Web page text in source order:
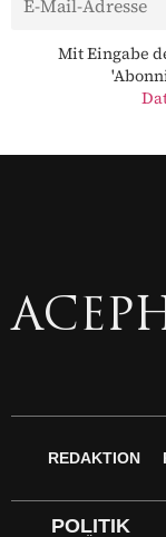
Mit Eingabe
REDAKTION
POLITIK